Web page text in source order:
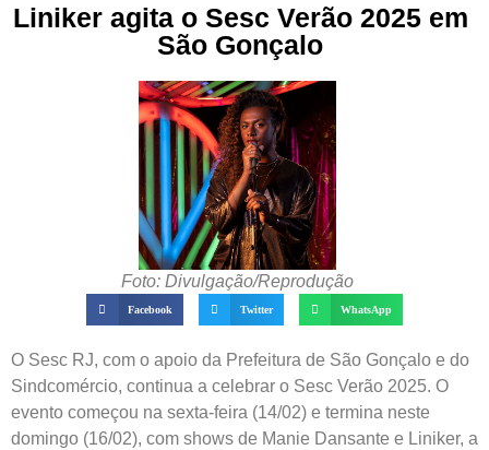
Liniker agita o Sesc Verão 2025 em
São Gonçalo
Foto: Divulgação/Reprodução
Facebook Twitter WhatsApp
O Sesc RJ, com o apoio da Prefeitura de São Gonçalo e do
Sindcomércio, continua a celebrar o Sesc Verão 2025. O
evento começou na sexta-feira (14/02) e termina neste
domingo (16/02), com shows de Manie Dansante e Liniker, a